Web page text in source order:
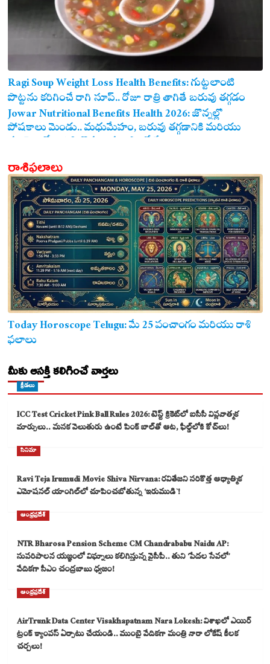
Ragi Soup Weight Loss Health Benefits: గుట్టలాంటి
పొట్టను కరిగించే రాగి సూప్.. రోజూ రాత్రి తాగితే బరువు తగ్గడం
ఖాయం!
Jowar Nutritional Benefits Health 2026: జొన్నల్లో
పోషకాలు మెండు.. మధుమేహం, బరువు తగ్గడానికి మరియు
గుండె ఆరోగ్యానికి జొన్న అన్నం ఎంతో మేలు!
రాశిఫలాలు
Today Horoscope Telugu: మే 25 పంచాంగం మరియు రాశి
ఫలాలు
మీకు ఆసక్తి కలిగించే వార్తలు
క్రీడలు
ICC Test Cricket Pink Ball Rules 2026: టెస్ట్ క్రికెట్‌లో ఐసీసీ విప్లవాత్మక
మార్పులు.. మసక వెలుతురు ఉంటే పింక్ బాల్‌తో ఆట, ఫీల్డ్‌లోకి కోచ్‌లు!
సినిమా
Ravi Teja Irumudi Movie Shiva Nirvana: రవితేజని సరికొత్త ఆధ్యాత్మిక
ఎమోషనల్ యాంగిల్‌లో చూపించబోతున్న ‘ఇరుముడి`!
ఆంధ్రప్రదేశ్
NTR Bharosa Pension Scheme CM Chandrababu Naidu AP:
సుపరిపాలన యజ్ఞంలో విఘ్నాలు కలిగిస్తున్న వైసీపీ.. తుని ‘పేదల సేవలో’
వేదికగా సీఎం చంద్రబాబు ధ్వజం!
ఆంధ్రప్రదేశ్
AirTrunk Data Center Visakhapatnam Nara Lokesh: విశాఖలో ఎయిర్
ట్రంక్ క్యాంపస్ ఏర్పాటు చేయండి.. ముంబై వేదికగా మంత్రి నారా లోకేష్ కీలక
చర్చలు!